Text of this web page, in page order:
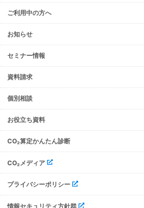
お申込み
TansoMiru管理
TansoMiru電力
TansoMiru産廃
TansoMiru燃料(元請会社)
ご利用中の方へ
ご利用中の方へ
各種お手続き
初期設定方法
動作環境
よくあるご質問
会員規約
ご請求について
注意事項
お知らせ
お知らせ
ニュースリリース
メンテナンス
障害情報
機能リリース
イベント
TansoMiru管理
TansoMiru電力
セミナー情報
資料請求
個別相談
お役立ち資料
CO₂算定かんたん診断
CO₂メディア
プライバシーポリシー
情報セキュリティ方針群